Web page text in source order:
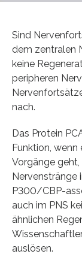
Sind
dem zentralen
keine
peripheren
nach.
Das Protein
Funktion,
Vorgänge
Nervenstränge
P300/CBP-
auch im PNS
ähnlichen
auslösen.